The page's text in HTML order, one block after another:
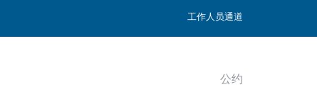
工作人员通道
公约